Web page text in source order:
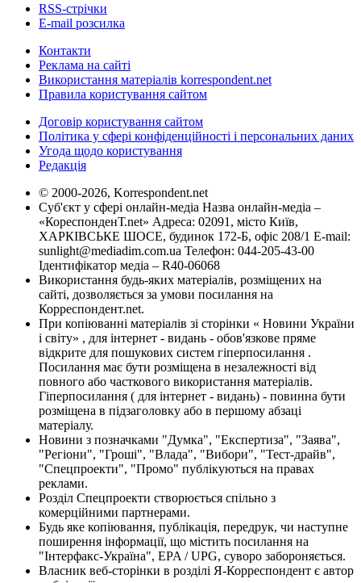
RSS-стрічки
E-mail розсилка
Контакти
Реклама на сайті
Використання матеріалів korrespondent.net
Правила користування сайтом
Договір користування сайтом
Політика у сфері конфіденційності і персональних даних
Угода щодо користування
Редакція
© 2000-2026, Korrespondent.net
Суб'єкт у сфері онлайн-медіа Назва онлайн-медіа –
«КореспонденТ.net» Адреса: 02091, місто Київ,
ХАРКІВСЬКЕ ШОСЕ, будинок 172-Б, офіс 208/1 E-mail:
sunlight@mediadim.com.ua Телефон: 044-205-43-00
Ідентифікатор медіа – R40-06068
Використання будь-яких матеріалів, розміщених на
сайті, дозволяється за умови посилання на
Корреспондент.net.
При копіюванні матеріалів зі сторінки « Новини України
і світу» , для інтернет - видань - обов'язкове пряме
відкрите для пошукових систем гіперпосилання .
Посилання має бути розміщена в незалежності від
повного або часткового використання матеріалів.
Гіперпосилання ( для інтернет - видань) - повинна бути
розміщена в підзаголовку або в першому абзаці
матеріалу.
Новини з позначками "Думка", "Експертиза", "Заява",
"Регіони", "Гроші", "Влада", "Вибори", "Тест-драйв",
"Спецпроекти", "Промо" публікуються на правах
реклами.
Розділ Спецпроекти створюється спільно з
комерційними партнерами.
Будь яке копіювання, публікація, передрук, чи наступне
поширення інформації, що містить посилання на
"Інтерфакс-Україна", EPA / UPG, суворо забороняється.
Власник веб-сторінки в розділі Я-Корреспондент є автор